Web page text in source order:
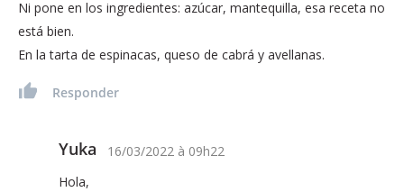
Ni pone en los ingredientes: azúcar, mantequilla, esa receta no
está bien.
En la tarta de espinacas, queso de cabrá y avellanas.
Responder
Yuka 16/03/2022 à 09h22
Hola,